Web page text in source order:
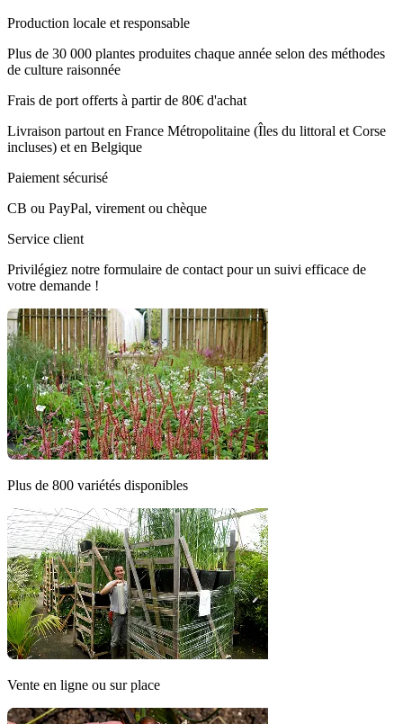
Production locale et responsable
Plus de 30 000 plantes produites chaque année selon des méthodes
de culture raisonnée
Frais de port offerts à partir de 80€ d'achat
Livraison partout en France Métropolitaine (Îles du littoral et Corse
incluses) et en Belgique
Paiement sécurisé
CB ou PayPal, virement ou chèque
Service client
Privilégiez notre formulaire de contact pour un suivi efficace de
votre demande !
Plus de 800 variétés disponibles
Vente en ligne ou sur place